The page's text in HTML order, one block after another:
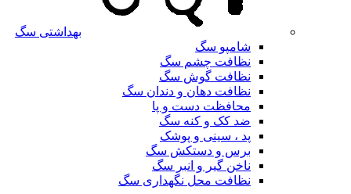
بهداشتی سگ
شامپو سگ
نظافت چشم سگ
نظافت گوش سگ
نظافت دهان و دندان سگ
محافظت دست و پا
ضد کک و کنه سگ
پد ، سینی و پوشک
برس و دستکش سگ
ناخن گیر و انبر سگ
نظافت محل نگهداری سگ